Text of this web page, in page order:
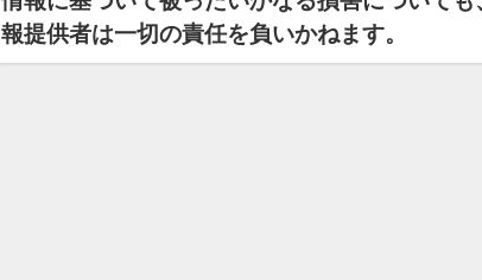
報提供者は一切の責任を負いかねます。